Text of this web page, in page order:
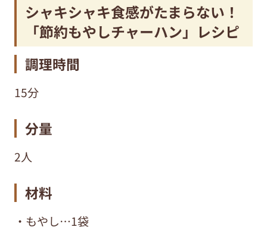
シャキシャキ食感がたまらない！
「節約もやしチャーハン」レシピ
調理時間
15分
分量
2人
材料
・もやし…1袋